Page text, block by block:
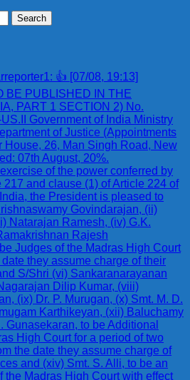
👍 [07/08, 19:13]
BE PUBLISHED IN THE
PART 1 SECTION 2) No.
Government of India Ministry
of Justice (Appointments
House, 26, Man Singh Road, New
07th August, 20%.
of the power conferred by
217 and clause (1) of Article 224 of
the President is pleased to
Govindarajan, (ii)
Natarajan Ramesh, (iv) G.K.
Rajesh
Judges of the Madras High Court
they assume charge of their
S/Shri (vi) Sankaranarayanan
Dilip Kumar, (viii)
(ix) Dr. P. Murugan, (x) Smt. M. D.
Karthikeyan, (xii) Baluchamy
Gunasekaran, to be Additional
High Court for a period of two
the date they assume charge of
and (xiv) Smt. S. Alli, to be an
the Madras High Court with effect